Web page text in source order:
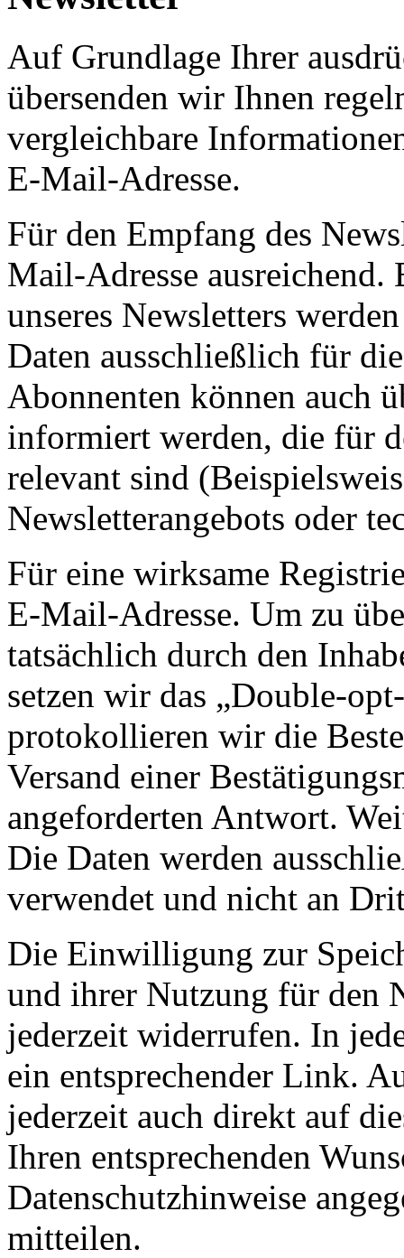
Auf Grundlage Ihrer
übersenden wir Ihnen
vergleichbare
E-Mail-Adresse.
Für den Empfang des
Mail-Adresse
unseres Newsletters
Daten ausschließlich für
Abonnenten können auch
informiert werden, die für
relevant sind
Newsletterangebots oder
Für eine wirksame
E-Mail-Adresse. Um zu
tatsächlich durch den
setzen wir das „Double-
protokollieren wir die
Versand einer
angeforderten Antwort.
Die Daten werden
verwendet und nicht an
Die Einwilligung zur
und ihrer Nutzung für den
jederzeit widerrufen. In
ein entsprechender Link.
jederzeit auch direkt auf
Ihren entsprechenden
Datenschutzhinweise
mitteilen.